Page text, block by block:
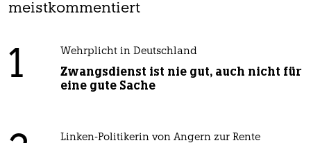
meistkommentiert
1 Wehrplicht in Deutschland
Zwangsdienst ist nie gut, auch nicht für
eine gute Sache
Linken-Politikerin von Angern zur Rente